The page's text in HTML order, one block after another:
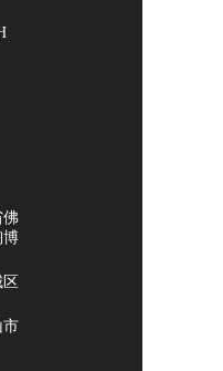
佛
博
市